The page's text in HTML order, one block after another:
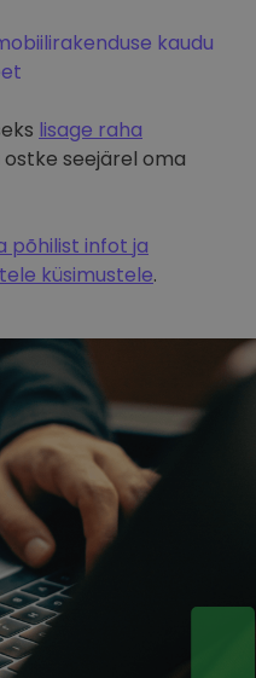
kaudu
lisage raha
ostke seejärel oma
põhilist infot ja
küsimustele.